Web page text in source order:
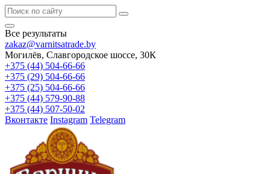
Все результаты
zakaz@varnitsatrade.by
Могилёв, Славгородское шоссе, 30К
+375 (44) 504-66-66
+375 (29) 504-66-66
+375 (25) 504-66-66
+375 (44) 579-90-88
+375 (44) 507-50-02
Вконтакте Instagram Telegram